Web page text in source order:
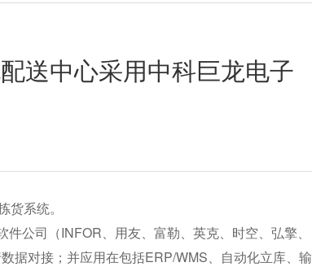
送中心采用中科巨龙电子
系统。
公司（INFOR、用友、富勒、英克、时空、弘擎、
据对接；并应用在包括ERP/WMS、自动化立库、输